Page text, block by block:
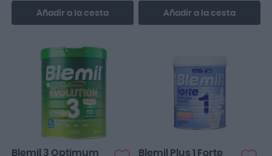
Añadir a la cesta Añadir a la cesta
Blemil 3 Optimum
Blemil Plus 1 Forte